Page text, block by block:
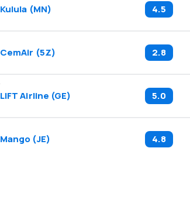
Kulula (MN) 4.5
CemAir (5Z) 2.8
LIFT Airline (GE) 5.0
Mango (JE) 4.8